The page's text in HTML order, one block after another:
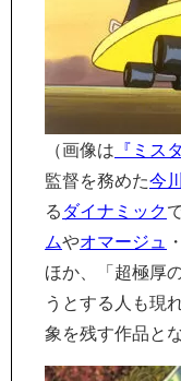
（画像は 『ミス
監督を務めた今
る ダイナミック
ムやオマージュ ・
ほか、「超極厚
うとする人も現
象を残す作品と